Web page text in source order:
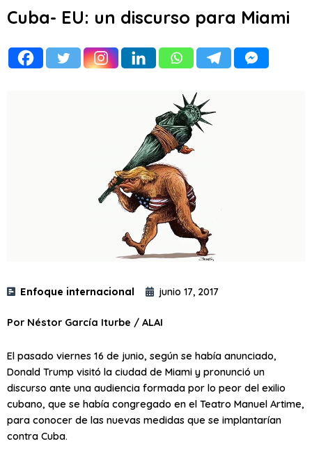
Cuba- EU: un discurso para Miami
Enfoque internacional junio 17, 2017
Por Néstor García Iturbe / ALAI
El pasado viernes 16 de junio, según se había anunciado,
Donald Trump visitó la ciudad de Miami y pronunció un
discurso ante una audiencia formada por lo peor del exilio
cubano, que se había congregado en el Teatro Manuel Artime,
para conocer de las nuevas medidas que se implantarían
contra Cuba.